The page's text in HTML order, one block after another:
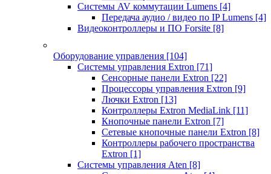
Системы AV коммутации Lumens [4]
Передача аудио / видео по IP Lumens [4]
Видеоконтроллеры и ПО Forsite [8]
Оборудование управления [104]
Системы управления Extron [71]
Сенсорные панели Extron [22]
Процессоры управления Extron [9]
Лючки Extron [13]
Контроллеры Extron MediaLink [11]
Кнопочные панели Extron [7]
Сетевые кнопочные панели Extron [8]
Контроллеры рабочего пространства
Extron [1]
Системы управления Aten [8]